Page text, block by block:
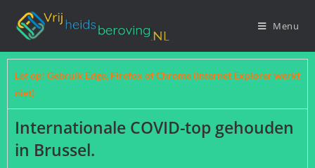
Menu
Let op! Gebruik Edge, Firefox of Chrome (Internet Explorer werkt
niet)
Internationale COVID-top gehouden
in Brussel.